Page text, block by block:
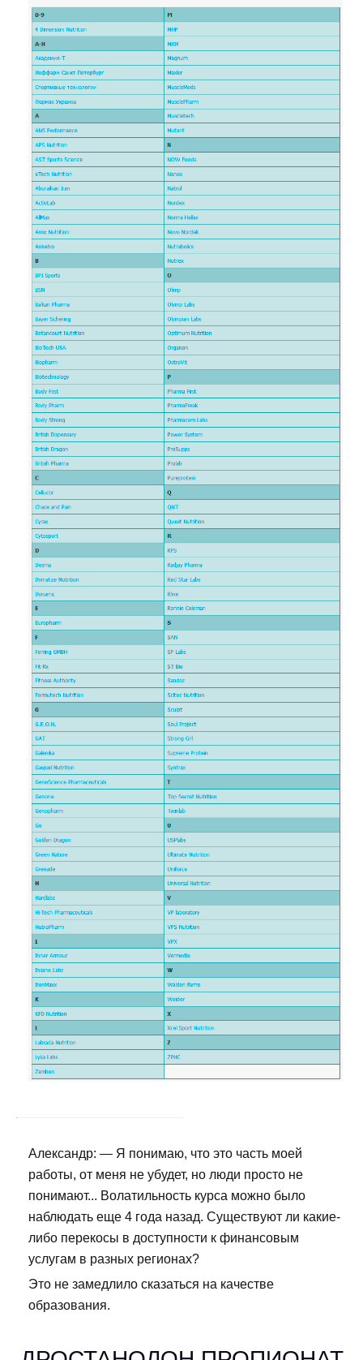
Александр: — Я понимаю, что это часть моей
работы, от меня не убудет, но люди просто не
понимают... Волатильность курса можно было
наблюдать еще 4 года назад. Существуют ли какие-
либо перекосы в доступности к финансовым
услугам в разных регионах?
Это не замедлило сказаться на качестве
образования.